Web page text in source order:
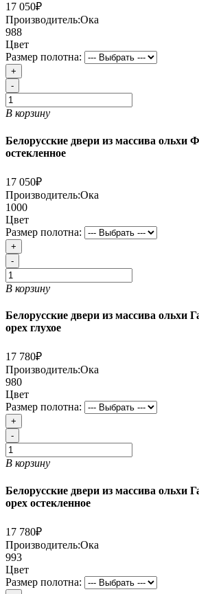
17 050₽
Производитель:Ока
988
Цвет
Размер полотна:
+
-
В корзину
Белорусские двери из массива ольхи
остекленное
17 050₽
Производитель:Ока
1000
Цвет
Размер полотна:
+
-
В корзину
Белорусские двери из массива ольхи
орех глухое
17 780₽
Производитель:Ока
980
Цвет
Размер полотна:
+
-
В корзину
Белорусские двери из массива ольхи
орех остекленное
17 780₽
Производитель:Ока
993
Цвет
Размер полотна: